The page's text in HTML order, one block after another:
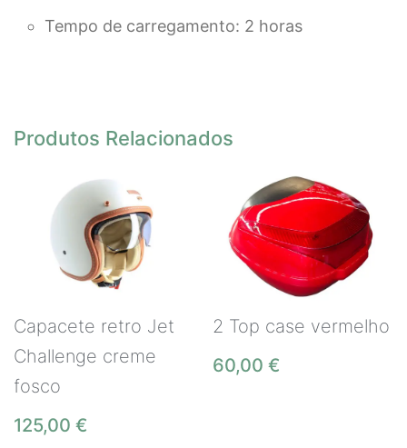
Tempo de carregamento: 2 horas
Produtos Relacionados
Capacete retro Jet
Challenge creme
fosco
125,00 €
2 Top case vermelho
60,00 €